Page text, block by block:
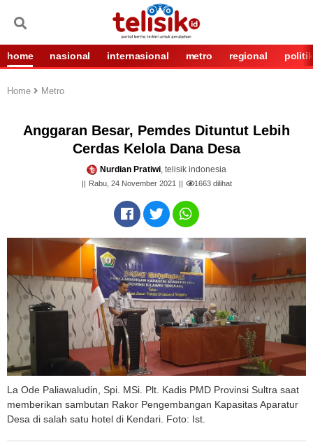
home nasional internasional metro regional politik
Home Metro
Anggaran Besar, Pemdes Dituntut Lebih
Cerdas Kelola Dana Desa
Nurdian Pratiwi, telisik indonesia
Rabu, 24 November 2021 1663dilihat
La Ode Paliawaludin, Spi. MSi. Plt. Kadis PMD Provinsi Sultra saat
memberikan sambutan Rakor Pengembangan Kapasitas Aparatur
Desa di salah satu hotel di Kendari. Foto: Ist.